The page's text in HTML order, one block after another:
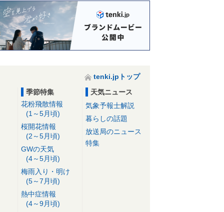
tenki.jpトップ
季節特集
花粉飛散情報
(1～5月頃)
桜開花情報
(2～5月頃)
GWの天気
(4～5月頃)
梅雨入り・明け
(5～7月頃)
熱中症情報
(4～9月頃)
天気ニュース
気象予報士解説
暮らしの話題
放送局のニュース
特集